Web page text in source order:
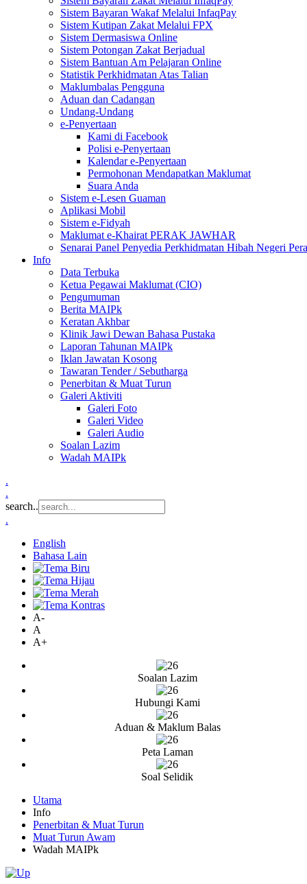
Sistem Bayaran Wakaf Melalui InfaqPay
Sistem Kutipan Zakat Melalui FPX
Sistem Dermasiswa Online
Sistem Potongan Zakat Berjadual
Sistem Bantuan Am Pelajaran Online
Statistik Perkhidmatan Atas Talian
Maklumbalas Pengguna
Aduan dan Cadangan
Undang-Undang
e-Penyertaan
Kami di Facebook
Polisi e-Penyertaan
Kalendar e-Penyertaan
Permohonan Mendapatkan Maklumat
Suara Anda
Sistem e-Lesen Guaman
Aplikasi Mobil
Sistem e-Fidyah
Maklumat e-Khairat PERAK JAWHAR
Senarai Panel Penyedia Perkhidmatan Hibah Negeri
Info
Data Terbuka
Ketua Pegawai Maklumat (CIO)
Pengumuman
Berita MAIPk
Keratan Akhbar
Klinik Jawi Dewan Bahasa Pustaka
Laporan Tahunan MAIPk
Iklan Jawatan Kosong
Tawaran Tender / Sebutharga
Penerbitan & Muat Turun
Galeri Aktiviti
Galeri Foto
Galeri Video
Galeri Audio
Soalan Lazim
Wadah MAIPk
.
.
search..
.
English
Bahasa Lain
A-
A
A+
Soalan Lazim
Hubungi Kami
Aduan & Maklum Balas
Peta Laman
Soal Selidik
Utama
Info
Penerbitan & Muat Turun
Muat Turun Awam
Wadah MAIPk